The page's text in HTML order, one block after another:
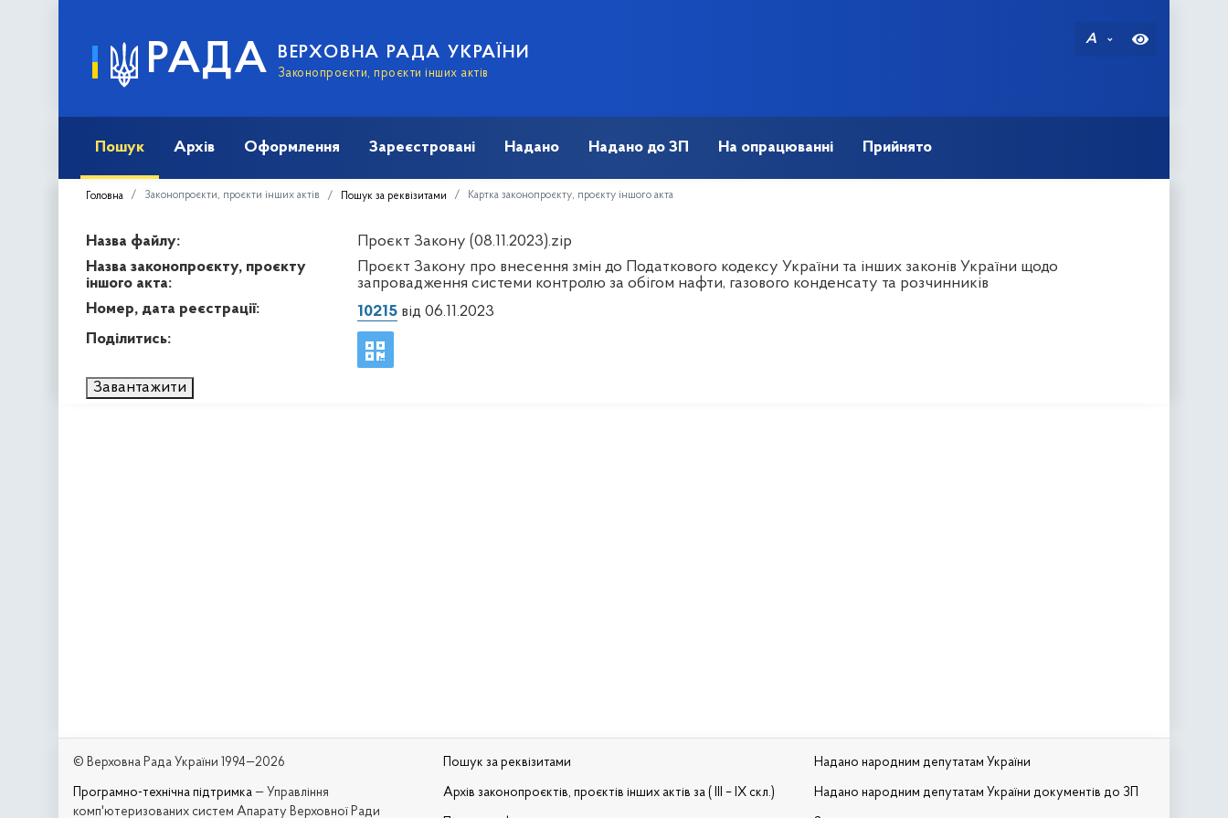
РАДА ВЕРХОВНА РАДА УКРАЇНИ
Законопроєкти, проєкти інших актів
A
Пошук Архів Оформлення Зареєстровані Надано Надано до ЗП На опрацюванні Прийнято
Головна Законопроєкти, проєкти інших актів Пошук за реквізитами Картка законопроєкту, проєкту іншого акта
Назва файлу:
Проєкт Закону (08.11.2023).zip
Назва законопроєкту, проєкту
іншого акта:
Проєкт Закону про внесення змін до Податкового кодексу України та інших законів України щодо
запровадження системи контролю за обігом нафти, газового конденсату та розчинників
Номер, дата реєстрації:
10215від 06.11.2023
Поділитись:
Завантажити
© Верховна Рада України 1994—2026
Програмно-технічна підтримка — Управління
комп'ютеризованих систем Апарату Верховної Ради
Пошук за реквізитами
Архів законопроєктів, проєктів інших актів за ( III – IX скл.)
Надано народним депутатам України
Надано народним депутатам України документів до ЗП